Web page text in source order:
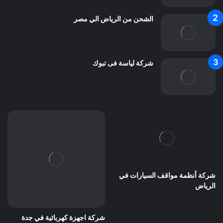
الشحن من الرياض الي مصر
شركة لياسة فى تبوك
شركة أنظمة مواقف السيارات في
الرياض
شركة اجهزة كهربائية في جدة